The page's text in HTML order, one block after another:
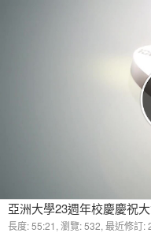
亞洲大學23週年校慶慶祝
長度: 55:21, 瀏覽: 532, 最近修訂: